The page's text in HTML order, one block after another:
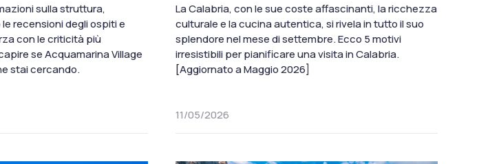
sulla struttura,
recensioni degli ospiti e
con le criticità più
se Acquamarina Village
stai cercando.
La Calabria, con le sue coste affascinanti, la ricchezza
culturale e la cucina autentica, si rivela in tutto il suo
splendore nel mese di settembre. Ecco 5 motivi
irresistibili per pianificare una visita in Calabria.
[Aggiornato a Maggio 2026]
11/05/2026